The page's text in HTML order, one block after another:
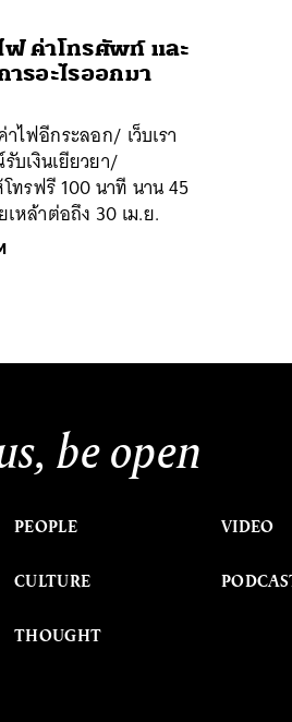
ฟ ค่าโทรศัพท์ และ
ารอะไรออกมา
ไฟอีกระลอก/ เว็บเรา
บเงินเยียวยา/
รฟรี 100 นาที นาน 45
หล้าต่อถึง 30 เม.ย.
be open
PEOPLE
CULTURE
THOUGHT
VIDEO
ค้นหา